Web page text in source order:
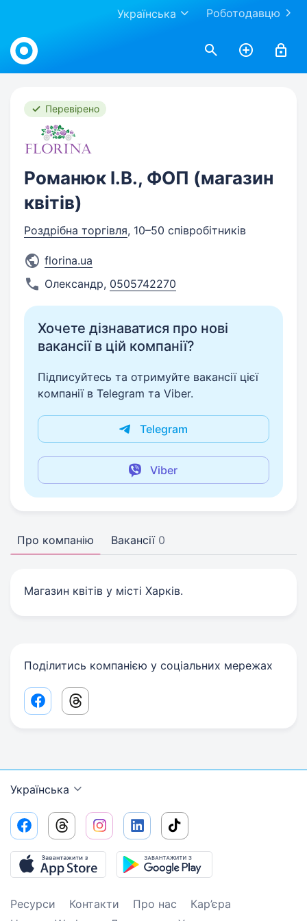
Роботодавцю
Українська
Work.ua
Перевірено
Романюк І.В., ФОП (магазин
квітів)
Роздрібна торгівля, 10–50 співробітників
florina.ua
Олександр, 0505742270
Хочете дізнаватися про нові
вакансії в цій компанії?
Підписуйтесь та отримуйте вакансії цієї
компанії в Telegram та Viber.
Telegram
Viber
Про компанію Вакансії 0
Магазин квітів у місті Харків.
Поділитись компанією у соціальних мережах
Facebook share link
Threads share link
Українська
Ресурси Контакти Про нас
Кар’єра